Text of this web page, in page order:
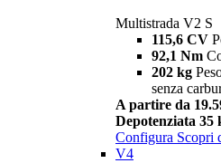
Multistrada V2 S
115,6 CV
92,1 Nm
202 kg
senza
A partire da
Depotenziata 35
Configura Scopri
V4